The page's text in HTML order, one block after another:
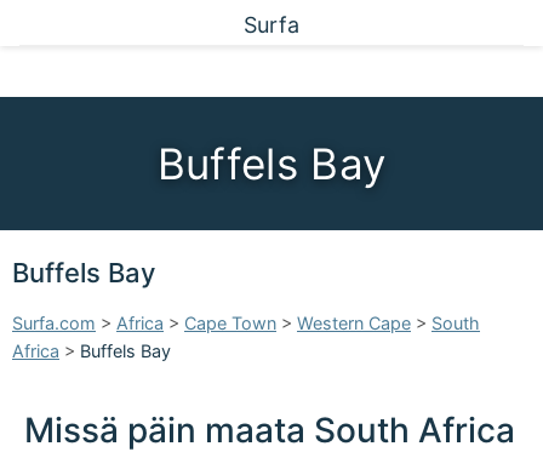
Surfa
Buffels Bay
Buffels Bay
Surfa.com > Africa > Cape Town > Western Cape > South
Africa > Buffels Bay
Missä päin maata South Africa